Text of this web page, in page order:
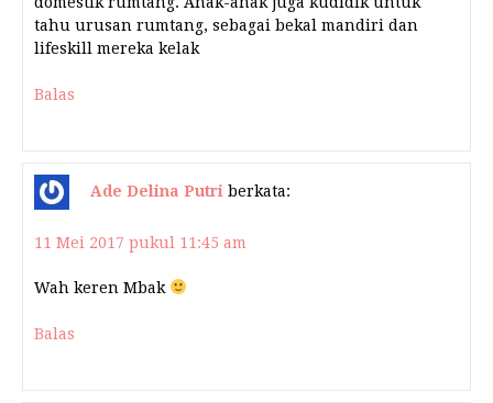
tahu urusan rumtang, sebagai bekal mandiri dan
lifeskill mereka kelak
Balas
Ade Delina Putri berkata:
11 Mei 2017 pukul 11:45 am
Wah keren Mbak
Balas